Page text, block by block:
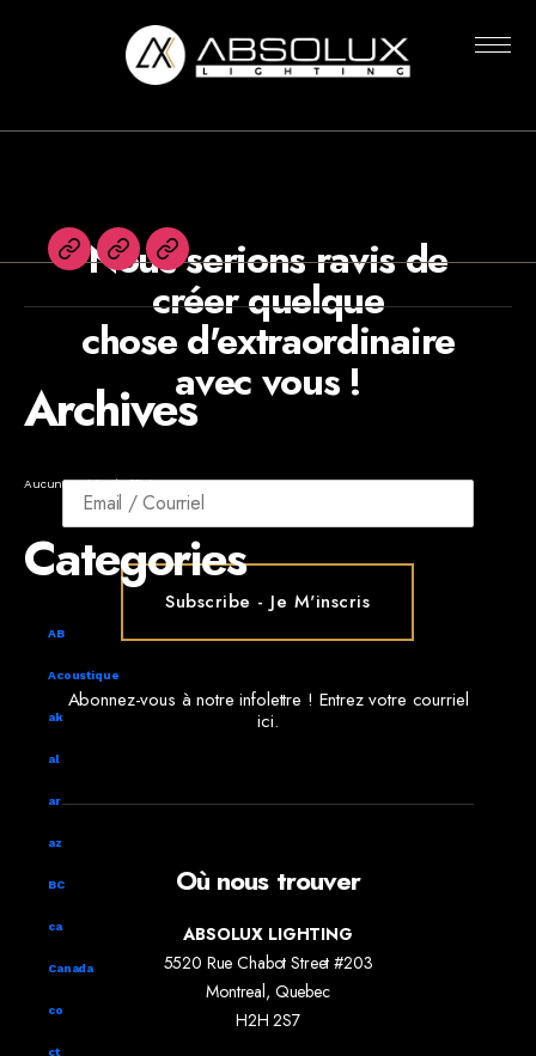
Rien n’a été trouvé
English Agents Newsletters
Archives
Aucune archive à afficher.
Categories
AB
Acoustique
ak
al
ar
az
BC
ca
Canada
co
ct
Nous serions ravis de
créer quelque
chose d'extraordinaire
avec vous !
Abonnez-vous à notre infolettre ! Entrez votre courriel
ici.
Où nous trouver
ABSOLUX LIGHTING
5520 Rue Chabot Street #203
Montreal, Quebec
H2H 2S7